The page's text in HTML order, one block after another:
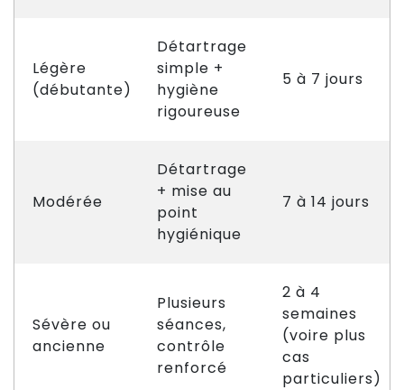
Légère
(débutante)
Détartrage
simple +
hygiène
rigoureuse
5 à 7 jours
Modérée
Détartrage
+ mise au
point
hygiénique
7 à 14 jours
Sévère ou
ancienne
Plusieurs
séances,
contrôle
renforcé
2 à 4
semaines
(voire plus
cas
particuliers)